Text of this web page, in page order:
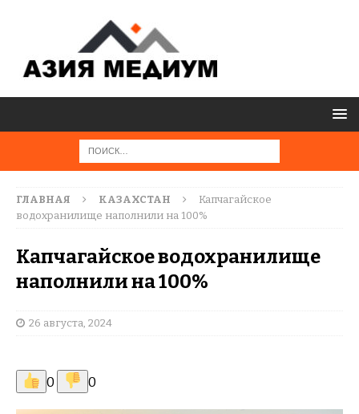
ГЛАВНАЯ КАЗАХСТАН
Капчагайское
водохранилище наполнили на 100%
Капчагайское водохранилище
наполнили на 100%
26 августа, 2024
0 0